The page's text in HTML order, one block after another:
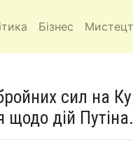
Бізнес
сил на
дій Путіна.